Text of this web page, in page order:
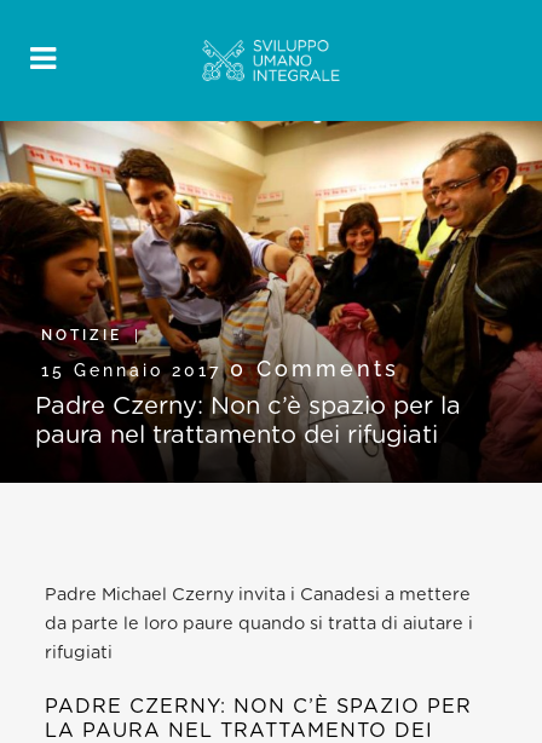
NOTIZIE
15 Gennaio 20170 Comments
Padre Czerny: Non c’è spazio per la
paura nel trattamento dei rifugiati
Padre Michael Czerny invita i Canadesi a mettere
da parte le loro paure quando si tratta di aiutare i
rifugiati
PADRE CZERNY: NON C’È SPAZIO PER
LA PAURA NEL TRATTAMENTO DEI